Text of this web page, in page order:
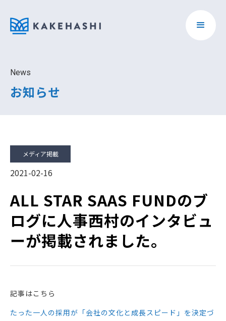
News
お知らせ
メディア掲載
2021-02-16
ALL STAR SAAS FUNDのブ
ログに人事西村のインタビュ
ーが掲載されました。
記事はこちら
たった一人の採用が「会社の文化と成長スピード」を決定づ